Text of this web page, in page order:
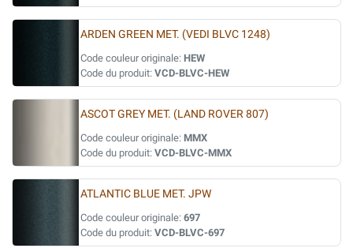
ARDEN GREEN MET. (VEDI BLVC 1248)
Code couleur originale: HEW
Code du produit: VCD-BLVC-HEW
ASCOT GREY MET. (LAND ROVER 807)
Code couleur originale: MMX
Code du produit: VCD-BLVC-MMX
ATLANTIC BLUE MET. JPW
Code couleur originale: 697
Code du produit: VCD-BLVC-697